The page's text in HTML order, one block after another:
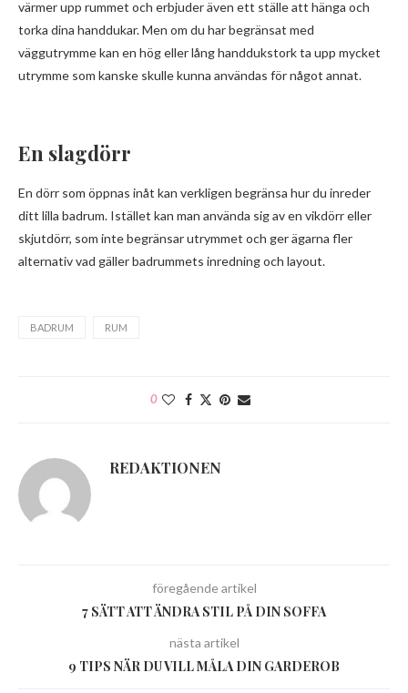
värmer upp rummet och erbjuder även ett ställe att hänga och
torka dina handdukar. Men om du har begränsat med
väggutrymme kan en hög eller lång handdukstork ta upp mycket
utrymme som kanske skulle kunna användas för något annat.
En slagdörr
En dörr som öppnas inåt kan verkligen begränsa hur du inreder
ditt lilla badrum. Istället kan man använda sig av en vikdörr eller
skjutdörr, som inte begränsar utrymmet och ger ägarna fler
alternativ vad gäller badrummets inredning och layout.
BADRUM RUM
0
REDAKTIONEN
föregående artikel
7 SÄTT ATT ÄNDRA STIL PÅ DIN SOFFA
nästa artikel
9 TIPS NÄR DU VILL MÅLA DIN GARDEROB